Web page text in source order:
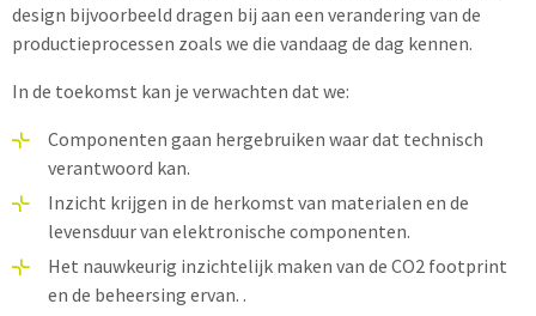
design bijvoorbeeld dragen bij aan een verandering van de
productieprocessen zoals we die vandaag de dag kennen.
In de toekomst kan je verwachten dat we:
Componenten gaan hergebruiken waar dat technisch
verantwoord kan.
Inzicht krijgen in de herkomst van materialen en de
levensduur van elektronische componenten.
Het nauwkeurig inzichtelijk maken van de CO2 footprint
en de beheersing ervan. .